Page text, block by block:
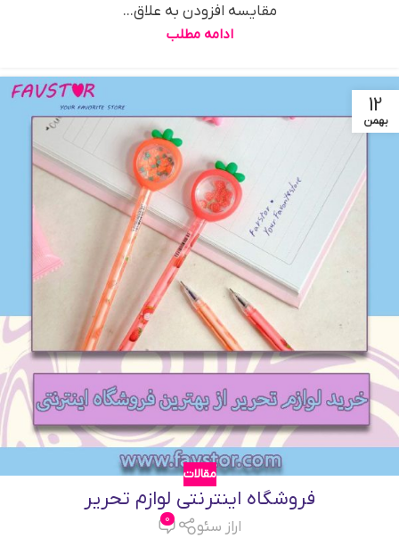
مقایسه افزودن به علاق...
ادامه مطلب
12
بهمن
مقالات
فروشگاه اینترنتی لوازم تحریر
اراز سئو 0